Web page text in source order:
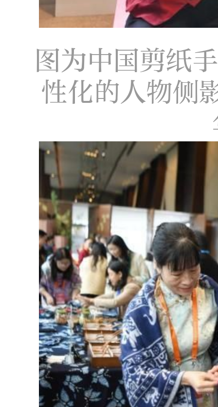
图为中国剪纸
性化的人物侧